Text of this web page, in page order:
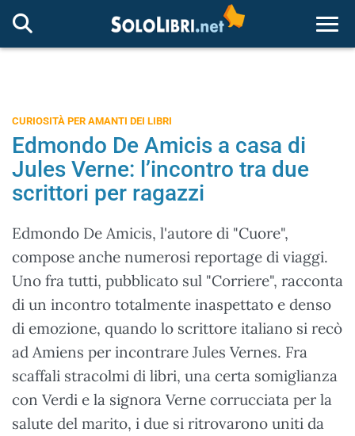
CURIOSITÀ PER AMANTI DEI LIBRI
Edmondo De Amicis a casa di
Jules Verne: l’incontro tra due
scrittori per ragazzi
Edmondo De Amicis, l'autore di "Cuore",
compose anche numerosi reportage di viaggi.
Uno fra tutti, pubblicato sul "Corriere", racconta
di un incontro totalmente inaspettato e denso
di emozione, quando lo scrittore italiano si recò
ad Amiens per incontrare Jules Vernes. Fra
scaffali stracolmi di libri, una certa somiglianza
con Verdi e la signora Verne corrucciata per la
salute del marito, i due si ritrovarono uniti da